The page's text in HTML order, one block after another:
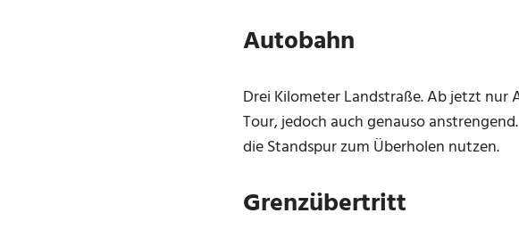
Autobahn
Drei Kilometer Landstraße. Ab jetzt
Tour, jedoch auch genauso
die Standspur zum Überholen nutzen.
Grenzübertritt